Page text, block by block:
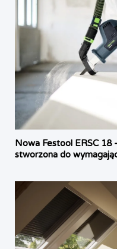
Nowa Festool ERSC 18
stworzona do